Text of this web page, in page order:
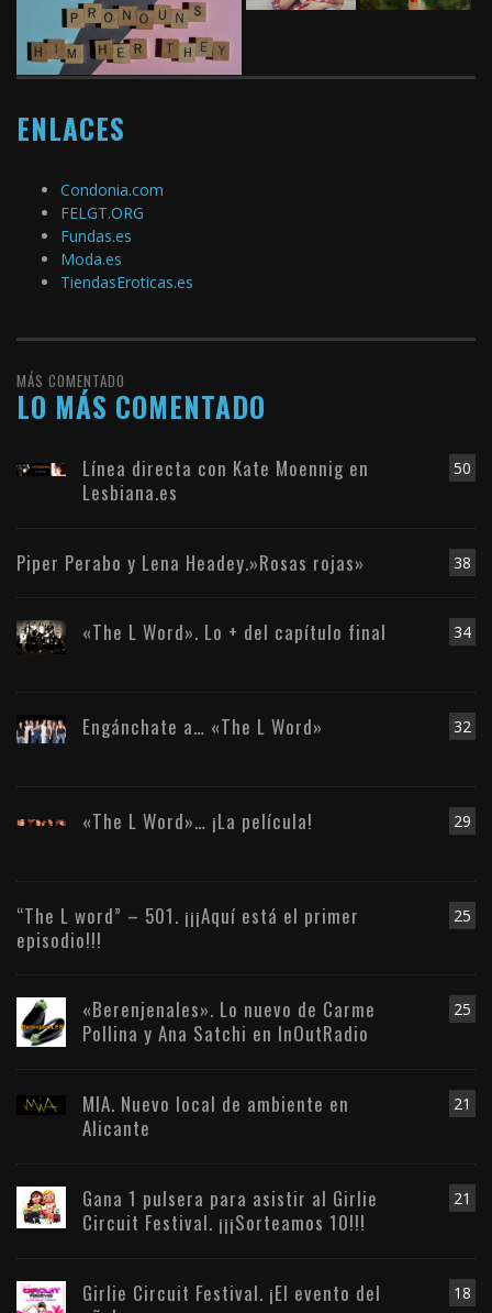
ENLACES
Condonia.com
FELGT.ORG
Fundas.es
Moda.es
TiendasEroticas.es
MÁS COMENTADO
LO MÁS COMENTADO
50
Línea directa con Kate Moennig en
Lesbiana.es
38
Piper Perabo y Lena Headey.»Rosas rojas»
34
«The L Word». Lo + del capítulo final
32
Engánchate a… «The L Word»
29
«The L Word»… ¡La película!
25
“The L word” – 501. ¡¡¡Aquí está el primer
episodio!!!
25
«Berenjenales». Lo nuevo de Carme
Pollina y Ana Satchi en InOutRadio
21
MIA. Nuevo local de ambiente en
Alicante
21
Gana 1 pulsera para asistir al Girlie
Circuit Festival. ¡¡¡Sorteamos 10!!!
18
Girlie Circuit Festival. ¡El evento del